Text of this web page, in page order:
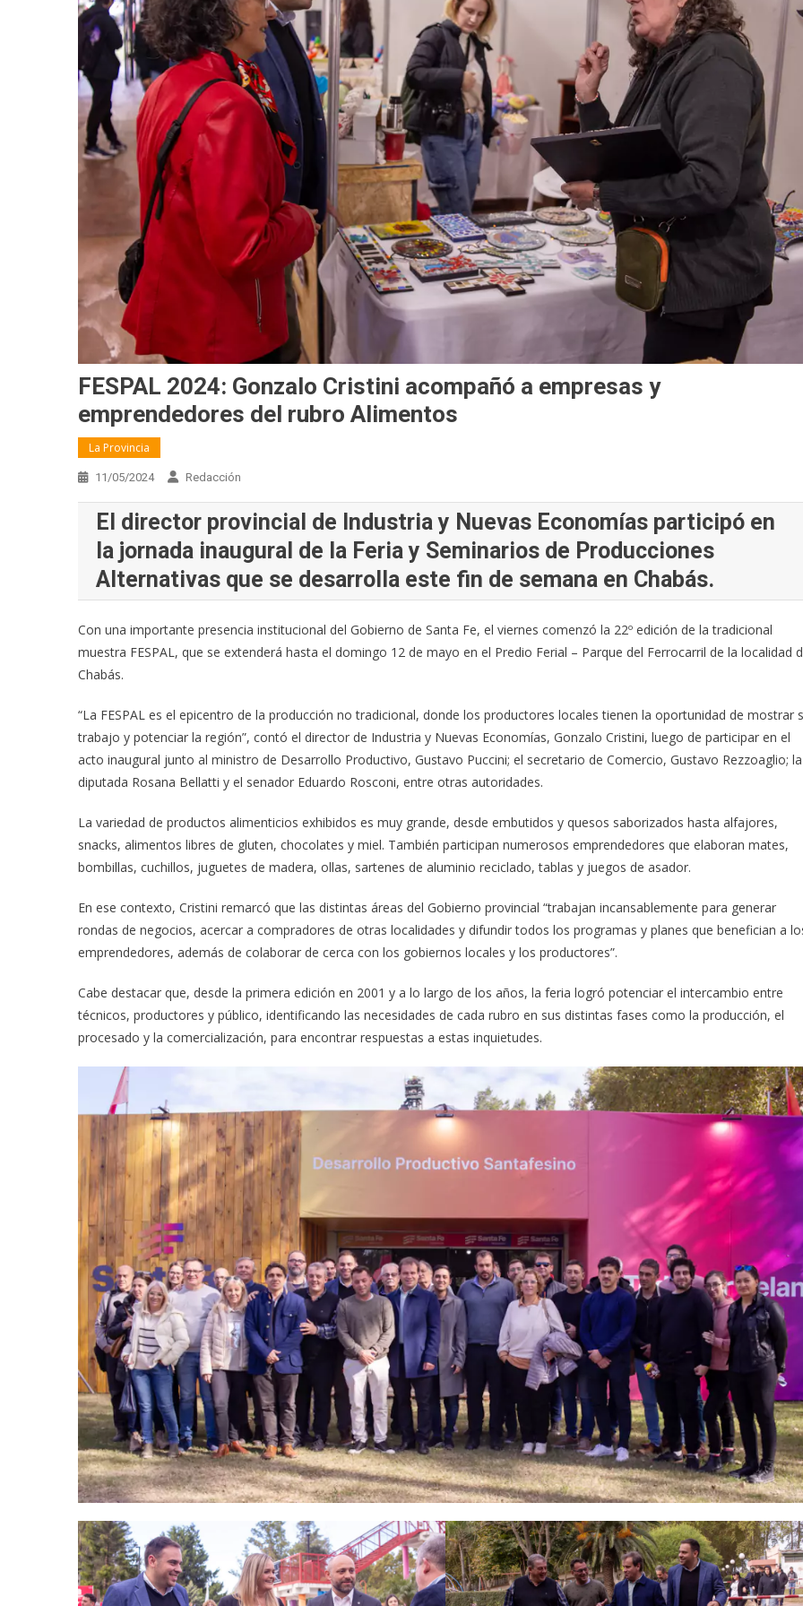
FESPAL 2024: Gonzalo Cristini acompañó a empresas y
emprendedores del rubro Alimentos
La Provincia
11/05/2024 Redacción
El director provincial de Industria y Nuevas Economías participó en
la jornada inaugural de la Feria y Seminarios de Producciones
Alternativas que se desarrolla este fin de semana en Chabás.
Con una importante presencia institucional del Gobierno de Santa Fe, el viernes comenzó la 22º edición de la tradicional
muestra FESPAL, que se extenderá hasta el domingo 12 de mayo en el Predio Ferial – Parque del Ferrocarril de la localidad
Chabás.
“La FESPAL es el epicentro de la producción no tradicional, donde los productores locales tienen la oportunidad de mostrar
trabajo y potenciar la región”, contó el director de Industria y Nuevas Economías, Gonzalo Cristini, luego de participar en el
acto inaugural junto al ministro de Desarrollo Productivo, Gustavo Puccini; el secretario de Comercio, Gustavo Rezzoaglio; la
diputada Rosana Bellatti y el senador Eduardo Rosconi, entre otras autoridades.
La variedad de productos alimenticios exhibidos es muy grande, desde embutidos y quesos saborizados hasta alfajores,
snacks, alimentos libres de gluten, chocolates y miel. También participan numerosos emprendedores que elaboran mates,
bombillas, cuchillos, juguetes de madera, ollas, sartenes de aluminio reciclado, tablas y juegos de asador.
En ese contexto, Cristini remarcó que las distintas áreas del Gobierno provincial “trabajan incansablemente para generar
rondas de negocios, acercar a compradores de otras localidades y difundir todos los programas y planes que benefician a
emprendedores, además de colaborar de cerca con los gobiernos locales y los productores”.
Cabe destacar que, desde la primera edición en 2001 y a lo largo de los años, la feria logró potenciar el intercambio entre
técnicos, productores y público, identificando las necesidades de cada rubro en sus distintas fases como la producción, el
procesado y la comercialización, para encontrar respuestas a estas inquietudes.